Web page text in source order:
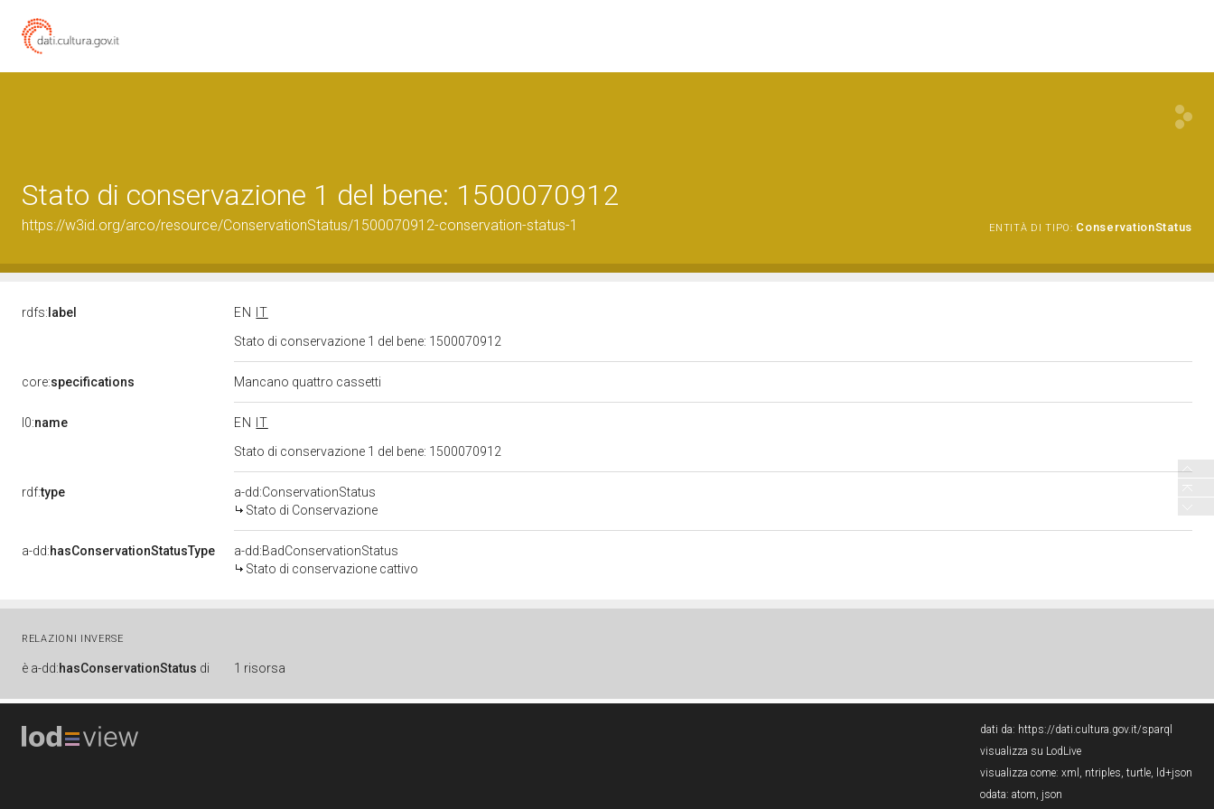
Stato di conservazione 1 del bene: 1500070912
https://w3id.org/arco/resource/ConservationStatus/1500070912-conservation-status-1 ENTITÀ DI TIPO: ConservationStatus
rdfs: label EN
IT
Stato di conservazione 1 del bene: 1500070912
core:specifications Mancano quattro cassetti
l0:name EN
IT
Stato di conservazione 1 del bene: 1500070912
rdf:type
a-dd:ConservationStatus
Stato di Conservazione
a-dd:hasConservationStatusType
a-dd:BadConservationStatus
Stato di conservazione cattivo
RELAZIONI INVERSE
è a-dd:hasConservationStatus di 1 risorsa
dati da: https://dati.cultura.gov.it/sparql
visualizza su LodLive
visualizza come: xml , ntriples, turtle, ld+json
odata: atom, json